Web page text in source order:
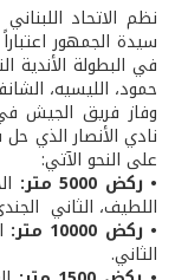
نظم الاتحاد
في البطولة الأندية
حمود، الليسيه،
على النحو الآتي:
• ركض 5000 متر:
اللطيف، الثاني
• ركض 10000 متر:
الثاني.